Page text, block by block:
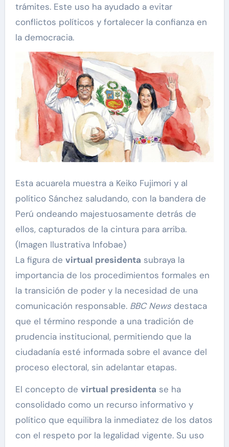
trámites. Este uso ha ayudado a evitar
conflictos políticos y fortalecer la confianza en
la democracia.
Esta acuarela muestra a Keiko Fujimori y al
político Sánchez saludando, con la bandera de
Perú ondeando majestuosamente detrás de
ellos, capturados de la cintura para arriba.
(Imagen Ilustrativa Infobae)
La figura de virtual presidenta subraya la
importancia de los procedimientos formales en
la transición de poder y la necesidad de una
comunicación responsable. BBC Newsdestaca
que el término responde a una tradición de
prudencia institucional, permitiendo que la
ciudadanía esté informada sobre el avance del
proceso electoral, sin adelantar etapas.
El concepto de virtual presidenta se ha
consolidado como un recurso informativo y
político que equilibra la inmediatez de los datos
con el respeto por la legalidad vigente. Su uso